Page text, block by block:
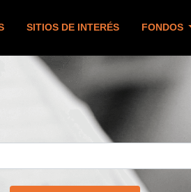
SITIOS DE INTERÉS FONDOS